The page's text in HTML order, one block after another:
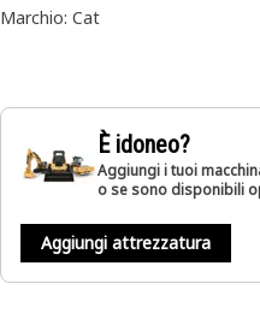
Marchio: Cat
È idoneo?
Aggiungi i tuoi
o se sono disponibili
Aggiungi attrezzatura